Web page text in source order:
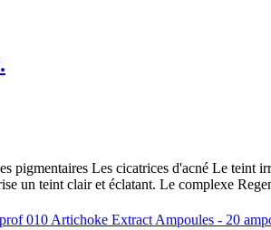
pigmentaires Les cicatrices d'acné Le
un teint clair et éclatant. Le complexe